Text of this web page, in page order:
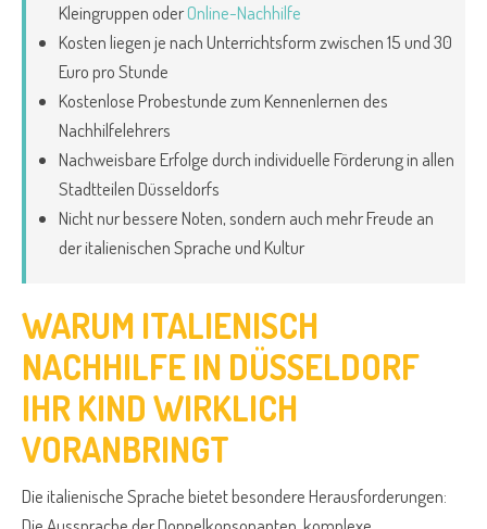
Kleingruppen oderOnline-Nachhilfe
Kosten liegen je nach Unterrichtsform zwischen 15 und 30
Euro pro Stunde
Kostenlose Probestunde zum Kennenlernen des
Nachhilfelehrers
Nachweisbare Erfolge durch individuelle Förderung in allen
Stadtteilen Düsseldorfs
Nicht nur bessere Noten, sondern auch mehr Freude an
der italienischen Sprache und Kultur
WARUM ITALIENISCH
NACHHILFE IN DÜSSELDORF
IHR KIND WIRKLICH
VORANBRINGT
Die italienische Sprache bietet besondere Herausforderungen: